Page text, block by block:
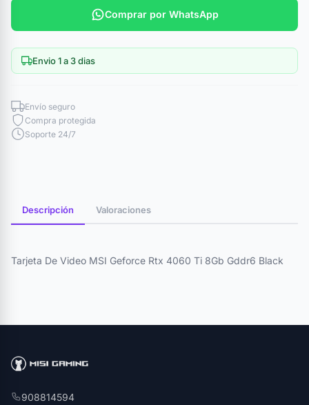
Comprar por WhatsApp
Envio 1 a 3 dias
Envío seguro
Compra protegida
Soporte 24/7
Descripción Valoraciones
Tarjeta De Video MSI Geforce Rtx 4060 Ti 8Gb Gddr6 Black
908814594